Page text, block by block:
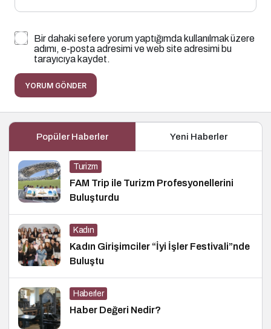
Bir dahaki sefere yorum yaptığımda kullanılmak üzere
adımı, e-posta adresimi ve web site adresimi bu
tarayıcıya kaydet.
YORUM GÖNDER
Popüler Haberler Yeni Haberler
Turizm
FAM Trip ile Turizm Profesyonellerini
Buluşturdu
Kadın
Kadın Girişimciler “İyi İşler Festivali”nde
Buluştu
Haberler
Haber Değeri Nedir?